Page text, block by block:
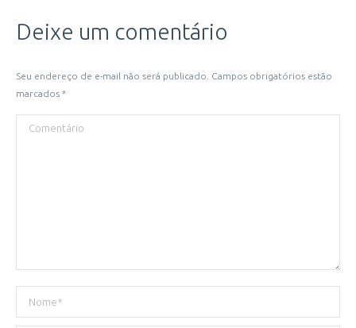
Deixe um comentário
Seu endereço de e-mail não será publicado. Campos obrigatórios estão
marcados *
Comentário
Nome *